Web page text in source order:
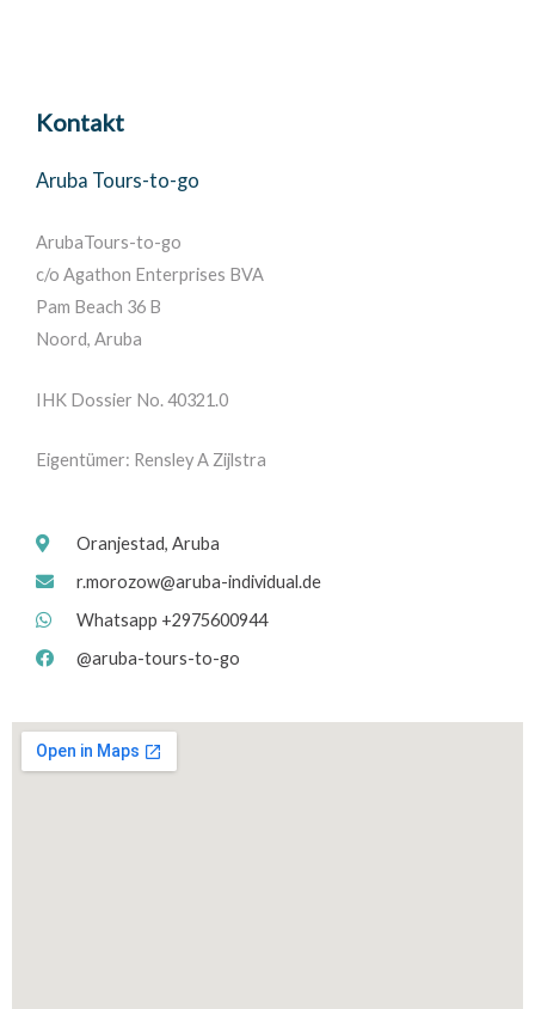
Kontakt
Aruba Tours-to-go
ArubaTours-to-go
c/o Agathon Enterprises BVA
Pam Beach 36 B
Noord, Aruba
IHK Dossier No. 40321.0
Eigentümer: Rensley A Zijlstra
Oranjestad, Aruba
r.morozow@aruba-individual.de
Whatsapp +2975600944
@aruba-tours-to-go